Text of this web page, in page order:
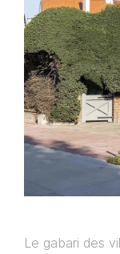
Le gabari des